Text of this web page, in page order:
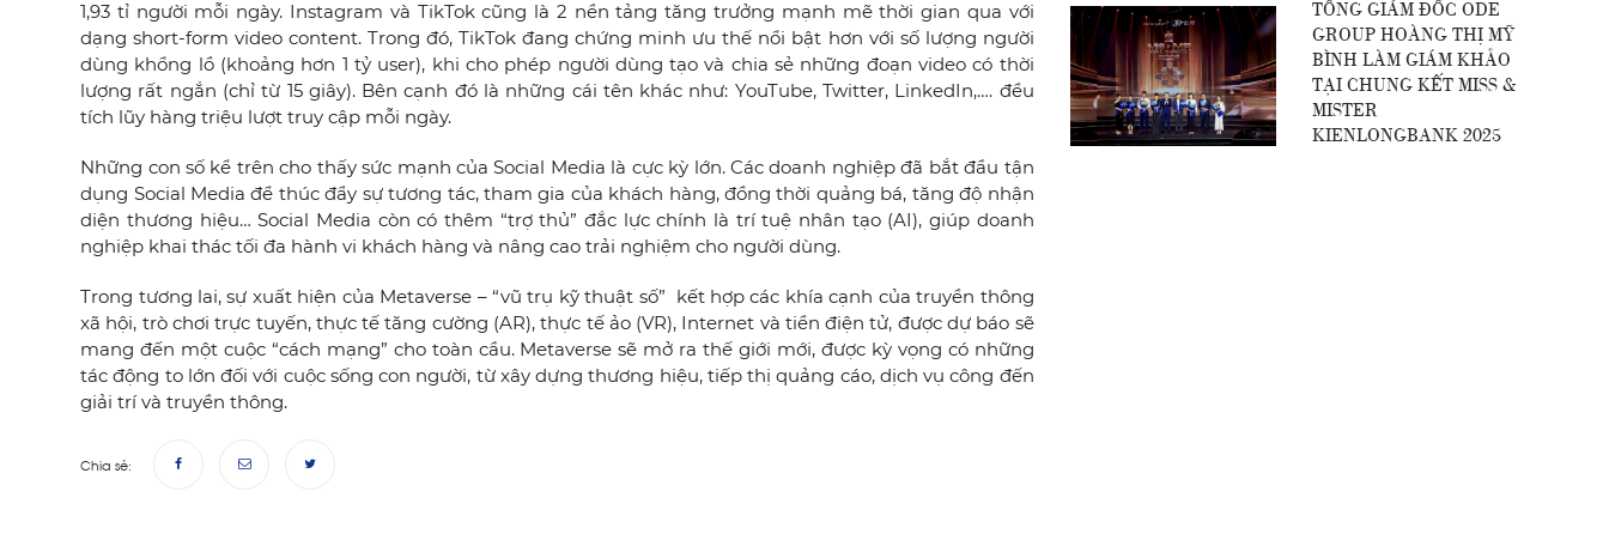
1,93 tỉ người mỗi ngày. Instagram và TikTok cũng là 2 nền tảng tăng trưởng mạnh mẽ thời gian qua với
dạng short-form video content. Trong đó, TikTok đang chứng minh ưu thế nổi bật hơn với số lượng người
dùng khổng lồ (khoảng hơn 1 tỷ user), khi cho phép người dùng tạo và chia sẻ những đoạn video có thời
lượng rất ngắn (chỉ từ 15 giây). Bên cạnh đó là những cái tên khác như: YouTube, Twitter, LinkedIn,…. đều
tích lũy hàng triệu lượt truy cập mỗi ngày.
Những con số kể trên cho thấy sức mạnh của Social Media là cực kỳ lớn.Các doanh nghiệp đã bắt đầu tận
dụng Social Media để thúc đẩy sự tương tác, tham gia của khách hàng, đồng thời quảng bá, tăng độ nhận
diện thương hiệu… Social Media còn có thêm “trợ thủ” đắc lực chính là trí tuệ nhân tạo (AI), giúp doanh
nghiệp khai thác tối đa hành vi khách hàng và nâng cao trải nghiệm cho người dùng.
Trong tương lai, sự xuất hiện của Metaverse – “vũ trụ kỹ thuật số” kết hợp các khía cạnh của truyền thông
xã hội, trò chơi trực tuyến, thực tế tăng cường (AR), thực tế ảo (VR), Internet và tiền điện tử, được dự báo sẽ
mang đến một cuộc “cách mạng” cho toàn cầu. Metaverse sẽ mở ra thế giới mới, được kỳ vọng có những
tác động to lớnđối với cuộc sống con người, từ xây dựng thương hiệu, tiếp thị quảng cáo, dịch vụ công đến
giải trí và truyền thông.
Chia sẻ:
TỔNG GIÁM ĐỐC ODE
GROUP HOÀNG THỊ MỸ
BÌNH LÀM GIÁM KHẢO
TẠI CHUNG KẾT MISS &
MISTER
KIENLONGBANK 2025